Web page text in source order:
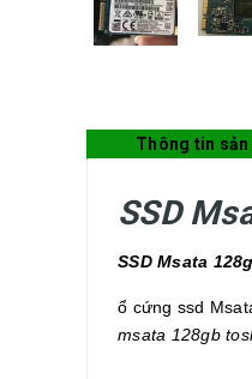
Thông tin sản
SSD
SSD Msata
ổ cứng ssd
msata 128gb